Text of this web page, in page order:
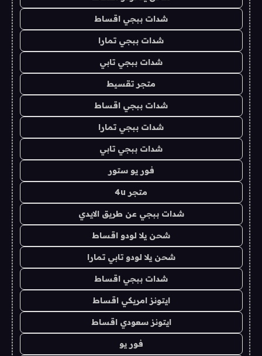
شدات ببجي اقساط
شدات ببجي تمارا
شدات ببجي تابي
متجر تقسيط
شدات ببجي اقساط
شدات ببجي تمارا
شدات ببجي تابي
فور يو ستور
متجر 4u
شدات ببجي عن طريق الايدي
شحن يلا لودو اقساط
شحن يلا لودو تابي تمارا
شدات ببجي اقساط
ايتونز امريكي اقساط
ايتونز سعودي اقساط
فور يو